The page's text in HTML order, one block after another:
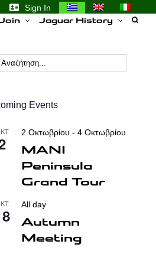
Sign In
Jaguar History
Events
2 Οκτωβρίου - 4 Οκτωβρίου
MANI
Peninsula
Grand Tour
All day
Autumn
Meeting